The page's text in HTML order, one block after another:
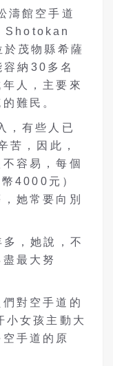
濤館空手道
Shotokan
茂物縣希薩
納30多名
人，主要來
難民。
，有些人已
苦，因此，
容易，每個
4000元）
她常要向別
，她說，不
最大努
對空手道的
小女孩主動大
手道的原